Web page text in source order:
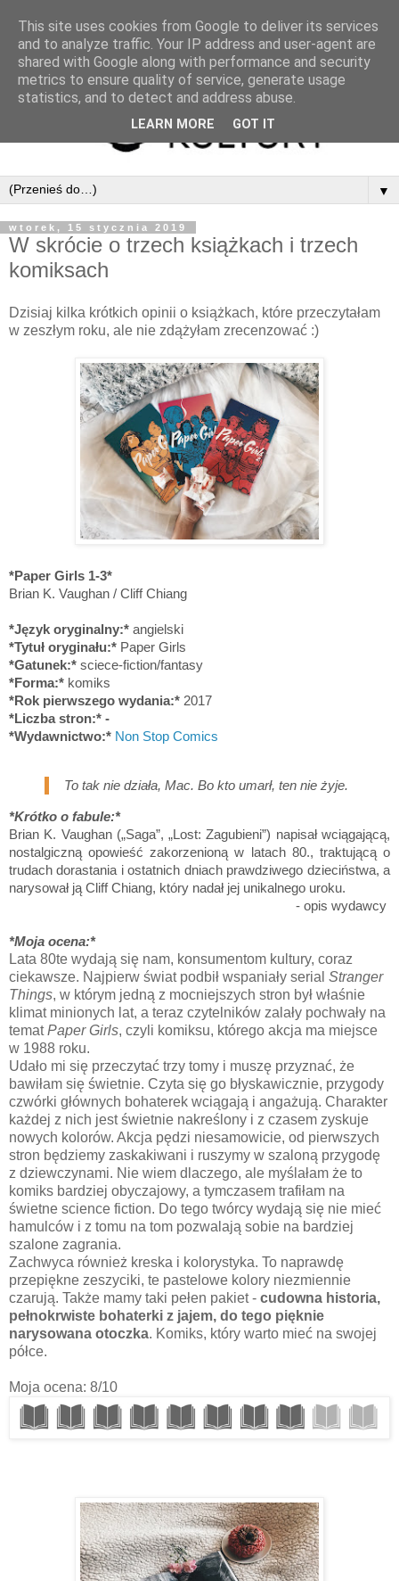
▼
wtorek, 15 stycznia 2019
W skrócie o trzech książkach i trzech
komiksach
Dzisiaj kilka krótkich opinii o książkach, które przeczytałam
w zeszłym roku, ale nie zdążyłam zrecenzować :)
*Paper Girls 1-3*
Brian K. Vaughan / Cliff Chiang
*Język oryginalny:* angielski
*Tytuł oryginału:* Paper Girls
*Gatunek:* sciece-fiction/fantasy
*Forma:* komiks
*Rok pierwszego wydania:* 2017
*Liczba stron:* -
*Wydawnictwo:* Non Stop Comics
To tak nie działa, Mac. Bo kto umarł, ten nie żyje.
*Krótko o fabule:*
Brian K. Vaughan („Saga”, „Lost: Zagubieni”) napisał wciągającą,
nostalgiczną opowieść zakorzenioną w latach 80., traktującą o
trudach dorastania i ostatnich dniach prawdziwego dzieciństwa, a
narysował ją Cliff Chiang, który nadał jej unikalnego uroku.
- opis wydawcy
*Moja ocena:*
Lata 80te wydają się nam, konsumentom kultury, coraz
ciekawsze. Najpierw świat podbił wspaniały serial Stranger
Things, w którym jedną z mocniejszych stron był właśnie
klimat minionych lat, a teraz czytelników zalały pochwały na
tematPaper Girls, czyli komiksu, którego akcja ma miejsce
w 1988 roku.
Udało mi się przeczytać trzy tomy i muszę przyznać, że
bawiłam się świetnie. Czyta się go błyskawicznie, przygody
czwórki głównych bohaterek wciągają i angażują. Charakter
każdej z nich jest świetnie nakreślony i z czasem zyskuje
nowych kolorów. Akcja pędzi niesamowicie, od pierwszych
stron będziemy zaskakiwani i ruszymy w szaloną przygodę
z dziewczynami. Nie wiem dlaczego, ale myślałam że to
komiks bardziej obyczajowy, a tymczasem trafiłam na
świetne science fiction. Do tego twórcy wydają się nie mieć
hamulców i z tomu na tom pozwalają sobie na bardziej
szalone zagrania.
Zachwyca również kreska i kolorystyka. To naprawdę
przepiękne zeszyciki, te pastelowe kolory niezmiennie
czarują. Także mamy taki pełen pakiet - cudowna historia,
pełnokrwiste bohaterki z jajem, do tego pięknie
narysowana otoczka. Komiks, który warto mieć na swojej
półce.
Moja ocena: 8/10
This site uses cookies from Google to deliver its services
and to analyze traffic. Your IP address and user-agent are
shared with Google along with performance and security
metrics to ensure quality of service, generate usage
statistics, and to detect and address abuse.
LEARN MORE GOT IT